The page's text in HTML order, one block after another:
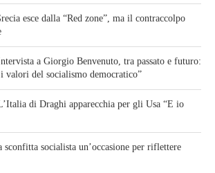
esce dalla “Red zone”, ma il contraccolpo
a Giorgio Benvenuto, tra passato e futuro:
valori del socialismo democratico”
di Draghi apparecchia per gli Usa “E io
sconfitta socialista un’occasione per riflettere